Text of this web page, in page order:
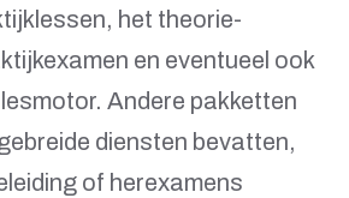
het theorie-
en eventueel ook
Andere pakketten
diensten bevatten,
of herexamens